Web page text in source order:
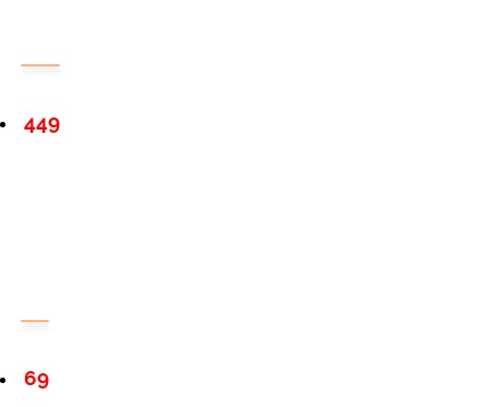
449
69